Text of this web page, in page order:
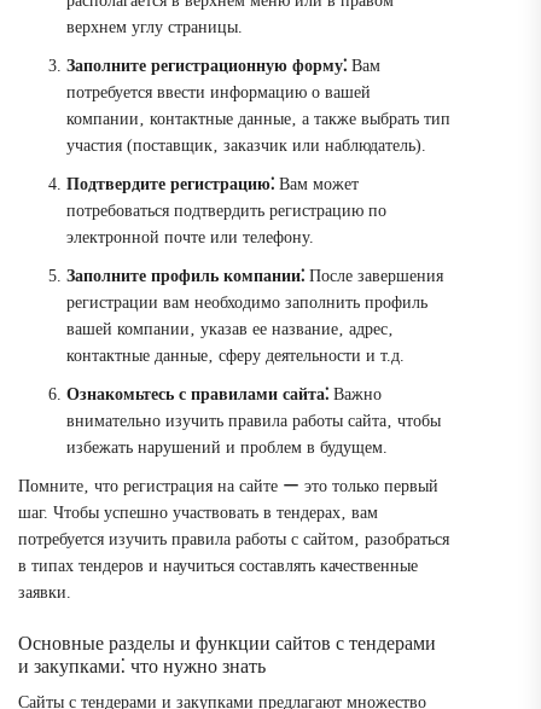
верхнем углу страницы.
Заполните регистрационную форму⁚ Вам
потребуется ввести информацию о вашей
компании‚ контактные данные‚ а также выбрать тип
участия (поставщик‚ заказчик или наблюдатель).
Подтвердите регистрацию⁚ Вам может
потребоваться подтвердить регистрацию по
электронной почте или телефону.
Заполните профиль компании⁚ После завершения
регистрации вам необходимо заполнить профиль
вашей компании‚ указав ее название‚ адрес‚
контактные данные‚ сферу деятельности и т.д.
Ознакомьтесь с правилами сайта⁚ Важно
внимательно изучить правила работы сайта‚ чтобы
избежать нарушений и проблем в будущем.
Помните‚ что регистрация на сайте ー это только первый
шаг. Чтобы успешно участвовать в тендерах‚ вам
потребуется изучить правила работы с сайтом‚ разобраться
в типах тендеров и научиться составлять качественные
заявки.
Основные разделы и функции сайтов с тендерами
и закупками⁚ что нужно знать
Сайты с тендерами и закупками предлагают множество